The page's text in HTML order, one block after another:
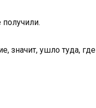
значит, ушло туда, где